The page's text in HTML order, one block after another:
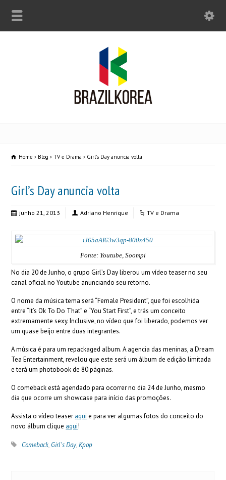
Home Blog TV e Drama Girl's Day anuncia volta
Girl’s Day anuncia volta
junho 21, 2013 Adriano Henrique TV e Drama
Fonte: Youtube, Soompi
No dia 20 de Junho, o grupo Girl’s Day liberou um vídeo teaser no seu
canal oficial no Youtube anunciando seu retorno.
O nome da música tema será “Female President”, que foi escolhida
entre “It’s Ok To Do That” e “You Start First”, e trás um conceito
extremamente sexy. Inclusive, no vídeo que foi liberado, podemos ver
um quase beijo entre duas integrantes.
A música é para um repackaged album. A agencia das meninas, a Dream
Tea Entertainment, revelou que este será um álbum de edição limitada
e terá um photobook de 80 páginas.
O comeback está agendado para ocorrer no dia 24 de Junho, mesmo
dia que ocorre um showcase para início das promoções.
Assista o vídeo teaser aqui e para ver algumas fotos do conceito do
novo álbum clique aqui!
Comeback, Girl's Day,Kpop